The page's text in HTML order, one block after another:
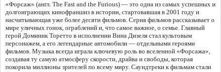
«Форсаж» (англ. The Fast and the Furious) — это одна из самых успешных и
долгоиграющих кинофраншиз в истории, стартовавшая в 2001 году и
насчитывающая уже более десяти фильмов. Серия фильмов рассказывает о
мире уличных гонок, ограблений и, что самое важное, о семье. Главный
герой Доминик Торетто в исполнении Вина Дизеля стал культовым
персонажем, а его легендарные автомобили — отдельными героями
фильмов. Музыка всегда играла ключевую роль во вселенной «Форсажа»,
создавая ту самую атмосферу скорости, драйва и свободы, которая
покорила миллионы зрителей по всему миру. Саундтреки к фильмам стали